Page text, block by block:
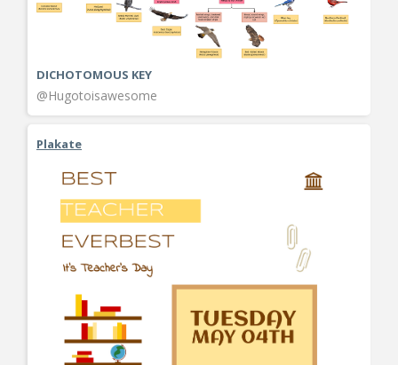
DICHOTOMOUS KEY
@Hugotoisawesome
Plakate